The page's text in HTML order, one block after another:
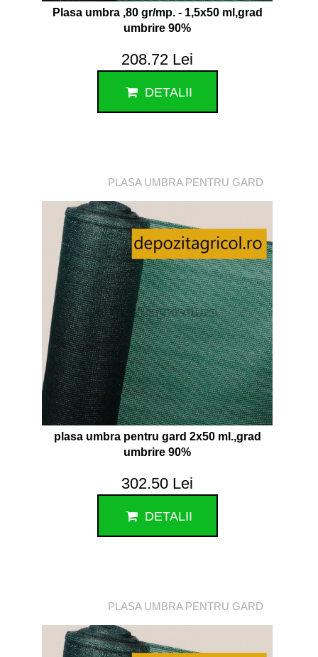
Plasa umbra ,80 gr/mp. - 1,5x50 ml,grad
umbrire 90%
208.72 Lei
DETALII
PLASA UMBRA PENTRU GARD
plasa umbra pentru gard 2x50 ml.,grad
umbrire 90%
302.50 Lei
DETALII
PLASA UMBRA PENTRU GARD